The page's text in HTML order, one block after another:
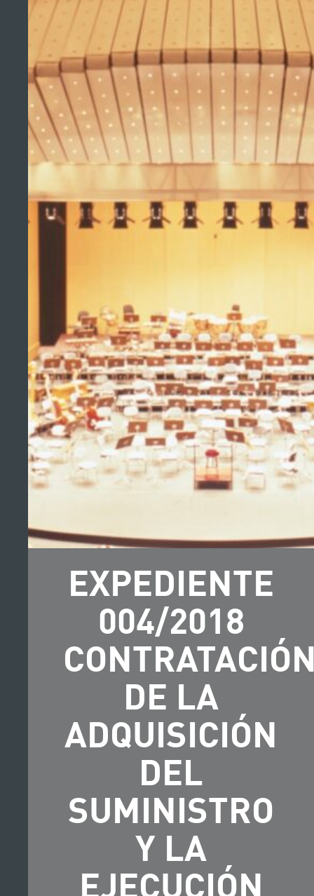
EXPEDIENTE
004/2018
DE LA
ADQUISICIÓN
DEL
SUMINISTRO
Y LA
EJECUCIÓN